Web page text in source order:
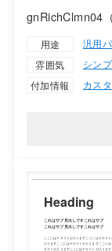
gnRichClmn04
用途
汎用
雰囲気
シン
付加情報
カス